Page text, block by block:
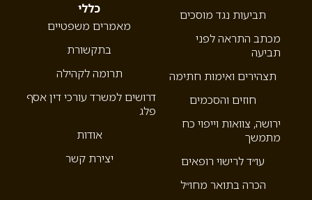
תביעות נגד מוסכים
מכתב התראה לפני
תביעה
תצהירים ואימות חתימה
חוזים והסכמים
ירושה, צוואות וייפוי כח
מתמשך
עו״ד לרישוי רופאים
הכרה בתואר מחו״ל
כללי
מאמרים משפטיים
בתקשורת
תרומה לקהילה
דרושים למשרד עורכי דין אסף
פלג
אודות
יצירת קשר